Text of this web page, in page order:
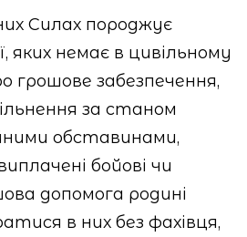
Силах породжує
яких немає в цивільному
грошове забезпечення,
за станом
обставинами,
бойові чи
допомога родині
в них без фахівця,